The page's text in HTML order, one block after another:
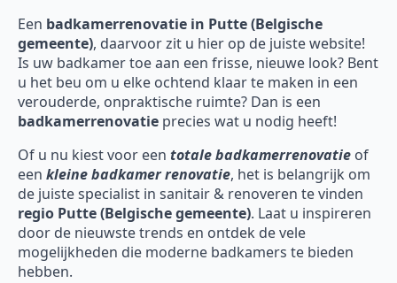
Een badkamerrenovatie in Putte (Belgische
gemeente), daarvoor zit u hier op de juiste website!
Is uw badkamer toe aan een frisse, nieuwe look? Bent
u het beu om u elke ochtend klaar te maken in een
verouderde, onpraktische ruimte? Dan is een
badkamerrenovatie precies wat u nodig heeft!
Of u nu kiest voor een totale badkamerrenovatie of
een kleine badkamer renovatie, het is belangrijk om
de juiste specialist in sanitair & renoveren te vinden
regio Putte (Belgische gemeente). Laat u inspireren
door de nieuwste trends en ontdek de vele
mogelijkheden die moderne badkamers te bieden
hebben.